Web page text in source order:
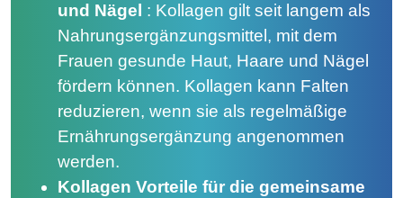
und Nägel : Kollagen gilt seit langem als
Nahrungsergänzungsmittel, mit dem
Frauen gesunde Haut, Haare und Nägel
fördern können. Kollagen kann Falten
reduzieren, wenn sie als regelmäßige
Ernährungsergänzung angenommen
werden.
Kollagen Vorteile für die gemeinsame